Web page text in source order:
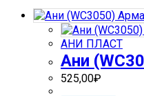
1/2"
АНИ ПЛАСТ
Ани
525,00₽